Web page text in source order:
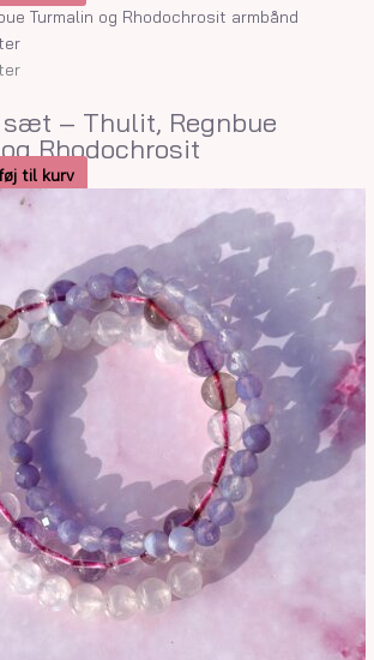
– Thulit, Regnbue
Rhodochrosit
til kurv